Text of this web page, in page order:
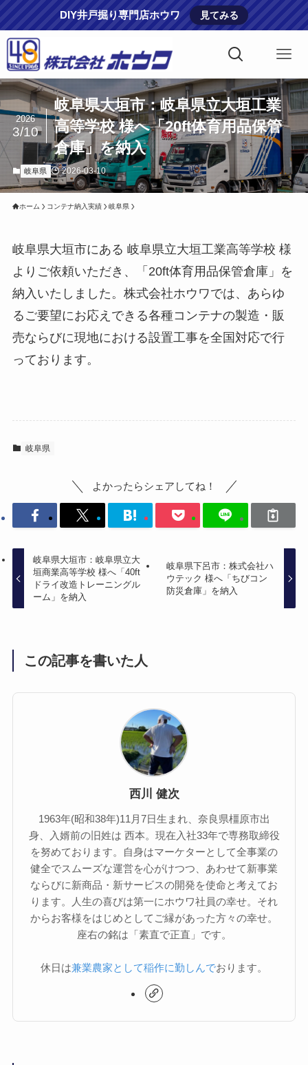
DIY井戸掘り専門店ホウワ 見てみる
岐阜県大垣市：岐阜県立大垣工業
高等学校 様へ「20ft体育用品保管
倉庫」を納入
2026
3/10
岐阜県 2026-03-10
ホーム コンテナ納入実績 岐阜県
岐阜県大垣市にある 岐阜県立大垣工業高等学校 様
よりご依頼いただき、「20ft体育用品保管倉庫」を
納入いたしました。株式会社ホウワでは、あらゆ
るご要望にお応えできる各種コンテナの製造・販
売ならびに現地における設置工事を全国対応で行
っております。
岐阜県
よかったらシェアしてね！
岐阜県大垣市：岐阜県立大
垣商業高等学校 様へ「40ft
ドライ改造トレーニングル
ーム」を納入
岐阜県下呂市：株式会社ハ
ウテック 様へ「ちびコン
防災倉庫」を納入
この記事を書いた人
西川 健次
1963年(昭和38年)11月7日生まれ、奈良県橿原市出
身、入婿前の旧姓は 西本。現在入社33年で専務取締役
を努めております。自身はマーケターとして全事業の
健全でスムーズな運営を心がけつつ、あわせて新事業
ならびに新商品・新サービスの開発を使命と考えてお
ります。人生の喜びは第一にホウワ社員の幸せ。それ
からお客様をはじめとしてご縁があった方々の幸せ。
座右の銘は「素直で正直」です。
休日は兼業農家として稲作に勤しんでおります。